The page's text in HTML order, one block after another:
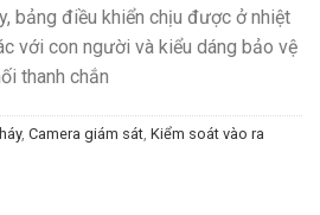
bảng điều khiển chịu được ở nhiệt
với con người và kiểu dáng bảo vệ
thanh chắn
, Camera giám sát, Kiểm soát vào ra